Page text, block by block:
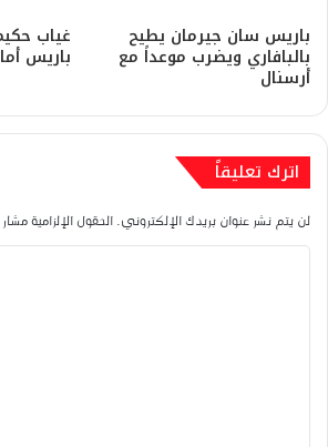
باريس سان جيرمان يطيح
بالبافاري ويضرب موعداً مع
أرسنال
غياب
باريس
اترك تعليقاً
لن يتم نشر عنوان بريدك الإلكتروني. الحقول الإلزامية مشار